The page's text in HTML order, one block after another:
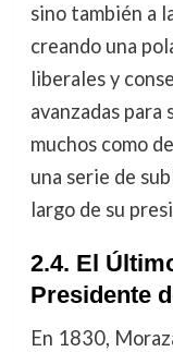
sino también a
creando una
liberales y
avanzadas
muchos como
una serie de
largo de su
2.4. El
Presidente
En 1830,